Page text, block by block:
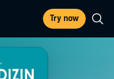
Try now